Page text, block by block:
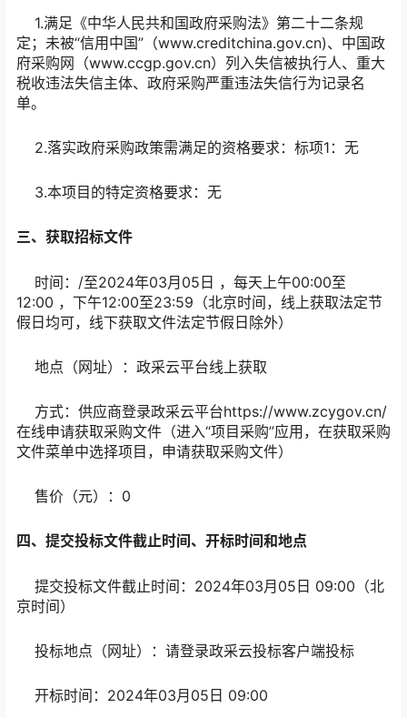
1.满足《中华人民共和国政府采购法》第二十二条规
定；未被“信用中国”（www.creditchina.gov.cn)、中国政
府采购网（www.ccgp.gov.cn）列入失信被执行人、重大
税收违法失信主体、政府采购严重违法失信行为记录名
单。
2.落实政府采购政策需满足的资格要求：标项1：无
3.本项目的特定资格要求：无
三、获取招标文件
时间：/至2024年03月05日 ，每天上午00:00至
12:00 ，下午12:00至23:59（北京时间，线上获取法定节
假日均可，线下获取文件法定节假日除外）
地点（网址）：政采云平台线上获取
方式：供应商登录政采云平台https://www.zcygov.cn/
在线申请获取采购文件（进入“项目采购”应用，在获取采购
文件菜单中选择项目，申请获取采购文件）
售价（元）：0
四、提交投标文件截止时间、开标时间和地点
提交投标文件截止时间：2024年03月05日 09:00（北
京时间）
投标地点（网址）：请登录政采云投标客户端投标
开标时间：2024年03月05日 09:00